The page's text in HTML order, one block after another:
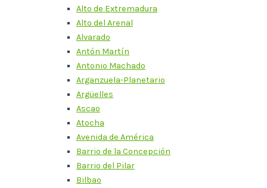
Alto de Extremadura
Alto del Arenal
Alvarado
Antón Martín
Antonio Machado
Arganzuela-Planetario
Argüelles
Ascao
Atocha
Avenida de América
Barrio de la Concepción
Barrio del Pilar
Bilbao